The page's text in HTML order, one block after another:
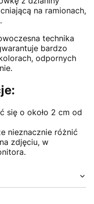
na ramionach,
technika
bardzo
odpornych
się o około 2 cm od
nieznacznie różnić
zdjęciu, w